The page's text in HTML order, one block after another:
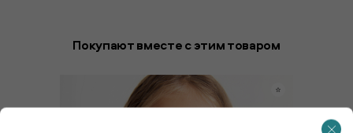
Покупают вместе с этим товаром